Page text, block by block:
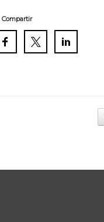
Compartir